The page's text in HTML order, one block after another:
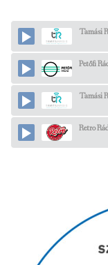
Tamási
Petőfi
Tamási
Retro